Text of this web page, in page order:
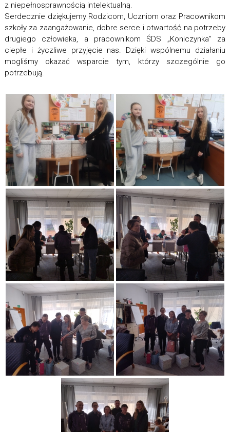
z niepełnosprawnością intelektualną.
Serdecznie dziękujemy Rodzicom, Uczniom oraz Pracownikom
szkoły za zaangażowanie, dobre serce i otwartość na potrzeby
drugiego człowieka, a pracownikom ŚDS „Koniczynka” za
ciepłe i życzliwe przyjęcie nas. Dzięki wspólnemu działaniu
mogliśmy okazać wsparcie tym, którzy szczególnie go
potrzebują.